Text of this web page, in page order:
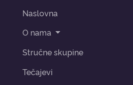
Naslovna
O nama
Stručne skupine
Tečajevi